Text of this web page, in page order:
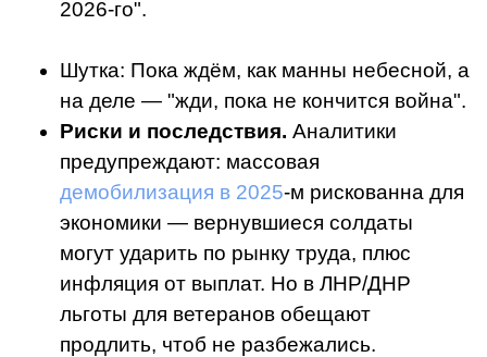
2026-го".
Шутка: Пока ждём, как манны небесной, а
на деле — "жди, пока не кончится война".
Риски и последствия. Аналитики
предупреждают: массовая
демобилизация в 2025-м рискованна для
экономики — вернувшиеся солдаты
могут ударить по рынку труда, плюс
инфляция от выплат. Но в ЛНР/ДНР
льготы для ветеранов обещают
продлить, чтоб не разбежались.